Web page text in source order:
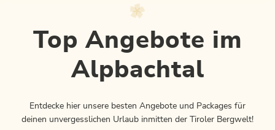
Top Angebote im
Alpbachtal
Entdecke hier unsere besten Angebote und Packages für
deinen unvergesslichen Urlaub inmitten der Tiroler Bergwelt!